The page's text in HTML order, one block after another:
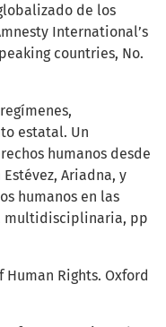
de los
International’s
countries, No.
estatal. Un
humanos desde
Ariadna, y
humanos en las
multidisciplinaria, pp
Human Rights. Oxford